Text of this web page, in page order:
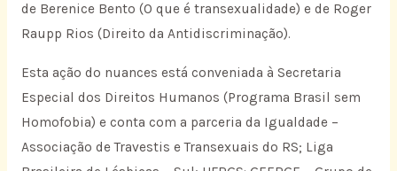
de Berenice Bento (O que é transexualidade) e de Roger
Raupp Rios (Direito da Antidiscriminação).
Esta ação do nuances está conveniada à Secretaria
Especial dos Direitos Humanos (Programa Brasil sem
Homofobia) e conta com a parceria da Igualdade –
Associação de Travestis e Transexuais do RS; Liga